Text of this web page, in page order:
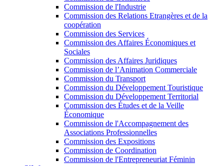
Commission de l'Industrie
Commission des Relations Etrangères et de la
coopération
Commission des Services
Commission des Affaires Économiques et
Sociales
Commission des Affaires Juridiques
Commission de l’Animation Commerciale
Commission du Transport
Commission du Développement Touristique
Commission du Développement Territorial
Commission des Études et de la Veille
Économique
Commission de l'Accompagnement des
Associations Professionnelles
Commission des Expositions
Commission de Coordination
Commission de l'Entrepreneuriat Féminin